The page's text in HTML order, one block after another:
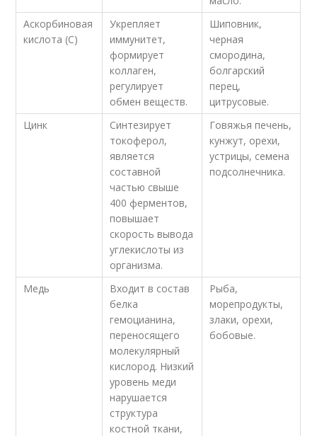
Аскорбиновая
кислота (С)
Укрепляет
иммунитет,
формирует
коллаген,
регулирует
обмен веществ.
Шиповник,
черная
смородина,
болгарский
перец,
цитрусовые.
Цинк
Синтезирует
токоферол,
является
составной
частью свыше
400 ферментов,
повышает
скорость вывода
углекислоты из
организма.
Говяжья печень,
кунжут, орехи,
устрицы, семена
подсолнечника.
Медь
Входит в состав
белка
гемоцианина,
переносящего
молекулярный
кислород. Низкий
уровень меди
нарушается
структура
костной ткани,
Рыба,
морепродукты,
злаки, орехи,
бобовые.